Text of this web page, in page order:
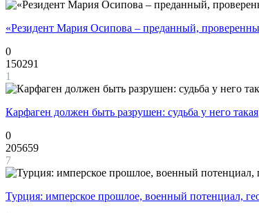
«Резидент Мария Осипова – преданный,
0
150291
1
Карфаген должен быть разрушен: судьба у него такая
0
205659
7
Турция: имперское прошлое, военный потенциал,